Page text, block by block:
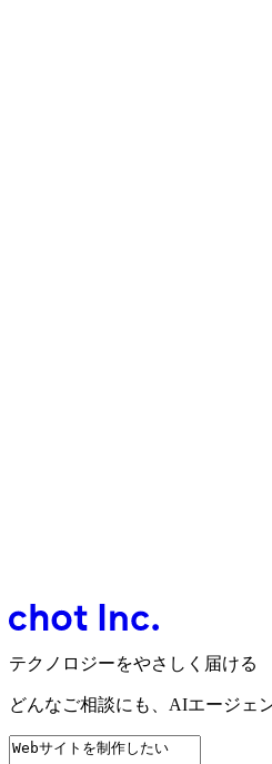
テクノロジーをやさしく届ける
どんなご相談にも、 AIエージェ